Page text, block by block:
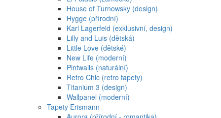
House of Turnowsky (design)
Hygge (přírodní)
Karl Lagerfeld (exklusivní, design)
Lilly and Luis (dětská)
Little Love (dětské)
New Life (moderní)
Pintwalls (naturální)
Retro Chic (retro tapety)
Titanium 3 (design)
Wallpanel (moderní)
Tapety Erismann